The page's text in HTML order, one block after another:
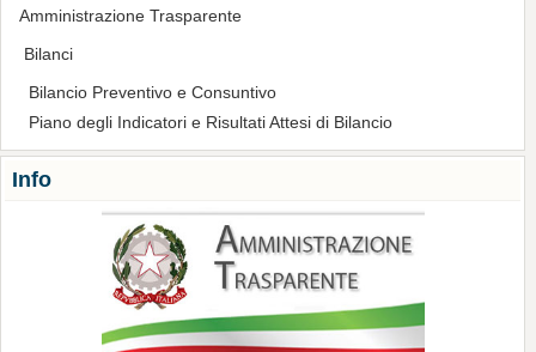
Amministrazione Trasparente
Bilanci
Bilancio Preventivo e Consuntivo
Piano degli Indicatori e Risultati Attesi di Bilancio
Info